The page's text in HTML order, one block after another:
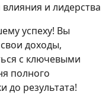
и лидерства
успеху! Вы
доходы,
с ключевыми
полного
до результата!